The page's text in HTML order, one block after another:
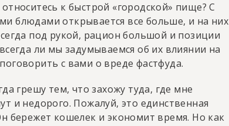
к быстрой «городской» пище? С
блюдами открывается все больше, и на них
под рукой, рацион большой и позиции
ли мы задумываемся об их влиянии на
с вами о вреде фастфуда.
грешу тем, что захожу туда, где мне
и недорого. Пожалуй, это единственная
бережет кошелек и экономит время. Но как